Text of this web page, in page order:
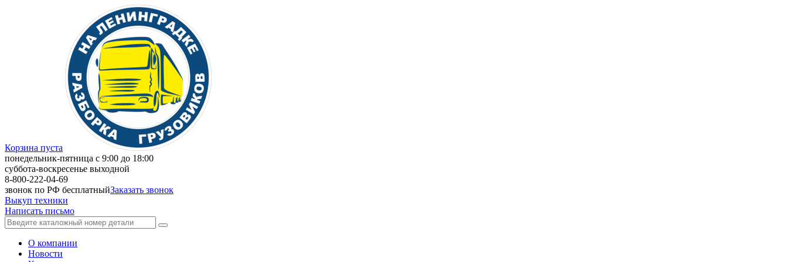
Корзина пуста
понедельник-пятница с 9:00 до 18:00
суббота-воскресенье выходной
8-800-222-04-69
звонок по РФ бесплатныйЗаказать звонок
Выкуп техники
Написать письмо
О компании
Новости